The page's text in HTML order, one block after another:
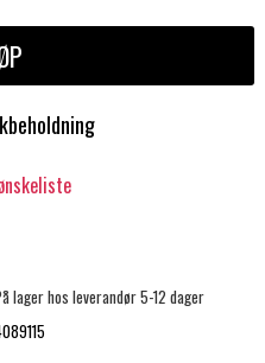
lager hos leverandør 5-12 dager